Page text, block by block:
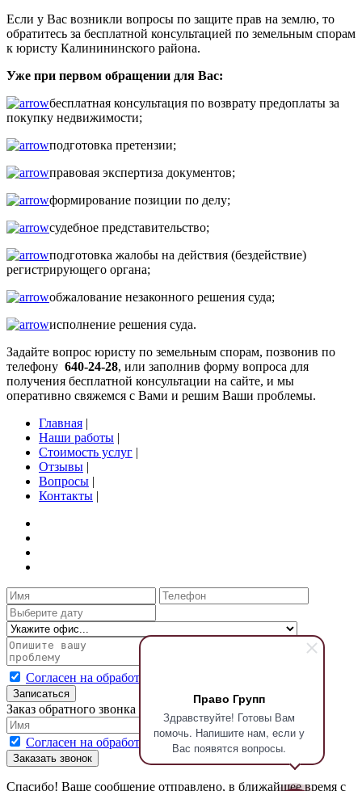
Право Групп
Здравствуйте! Готовы Вам
помочь. Напишите нам, если у
Вас появятся вопросы.
Если у Вас возникли вопросы по защите прав на землю, то
обратитесь за бесплатной консультацией по земельным спорам
к юристу Калинининского района.
Уже при первом обращении для Вас:
бесплатная консультация по возврату предоплаты за
покупку недвижимости;
подготовка претензии;
правовая экспертиза документов;
формирование позиции по делу;
судебное представительство;
подготовка жалобы на действия (бездействие)
регистрирующего органа;
обжалование незаконного решения суда;
исполнение решения суда.
Задайте вопрос юристу по земельным спорам, позвонив по
телефону 640-24-28, или заполнив форму вопроса для
получения бесплатной консультации на сайте, и мы
оперативно свяжемся с Вами и решим Ваши проблемы.
Главная |
Наши работы |
Стоимость услуг |
Отзывы |
Вопросы |
Контакты |
Согласен на обработку персональных данных
Записаться
Заказ обратного звонка
Согласен на обработку персональных данных
Заказать звонок
Спасибо! Ваше сообщение отправлено, в ближайшее время с